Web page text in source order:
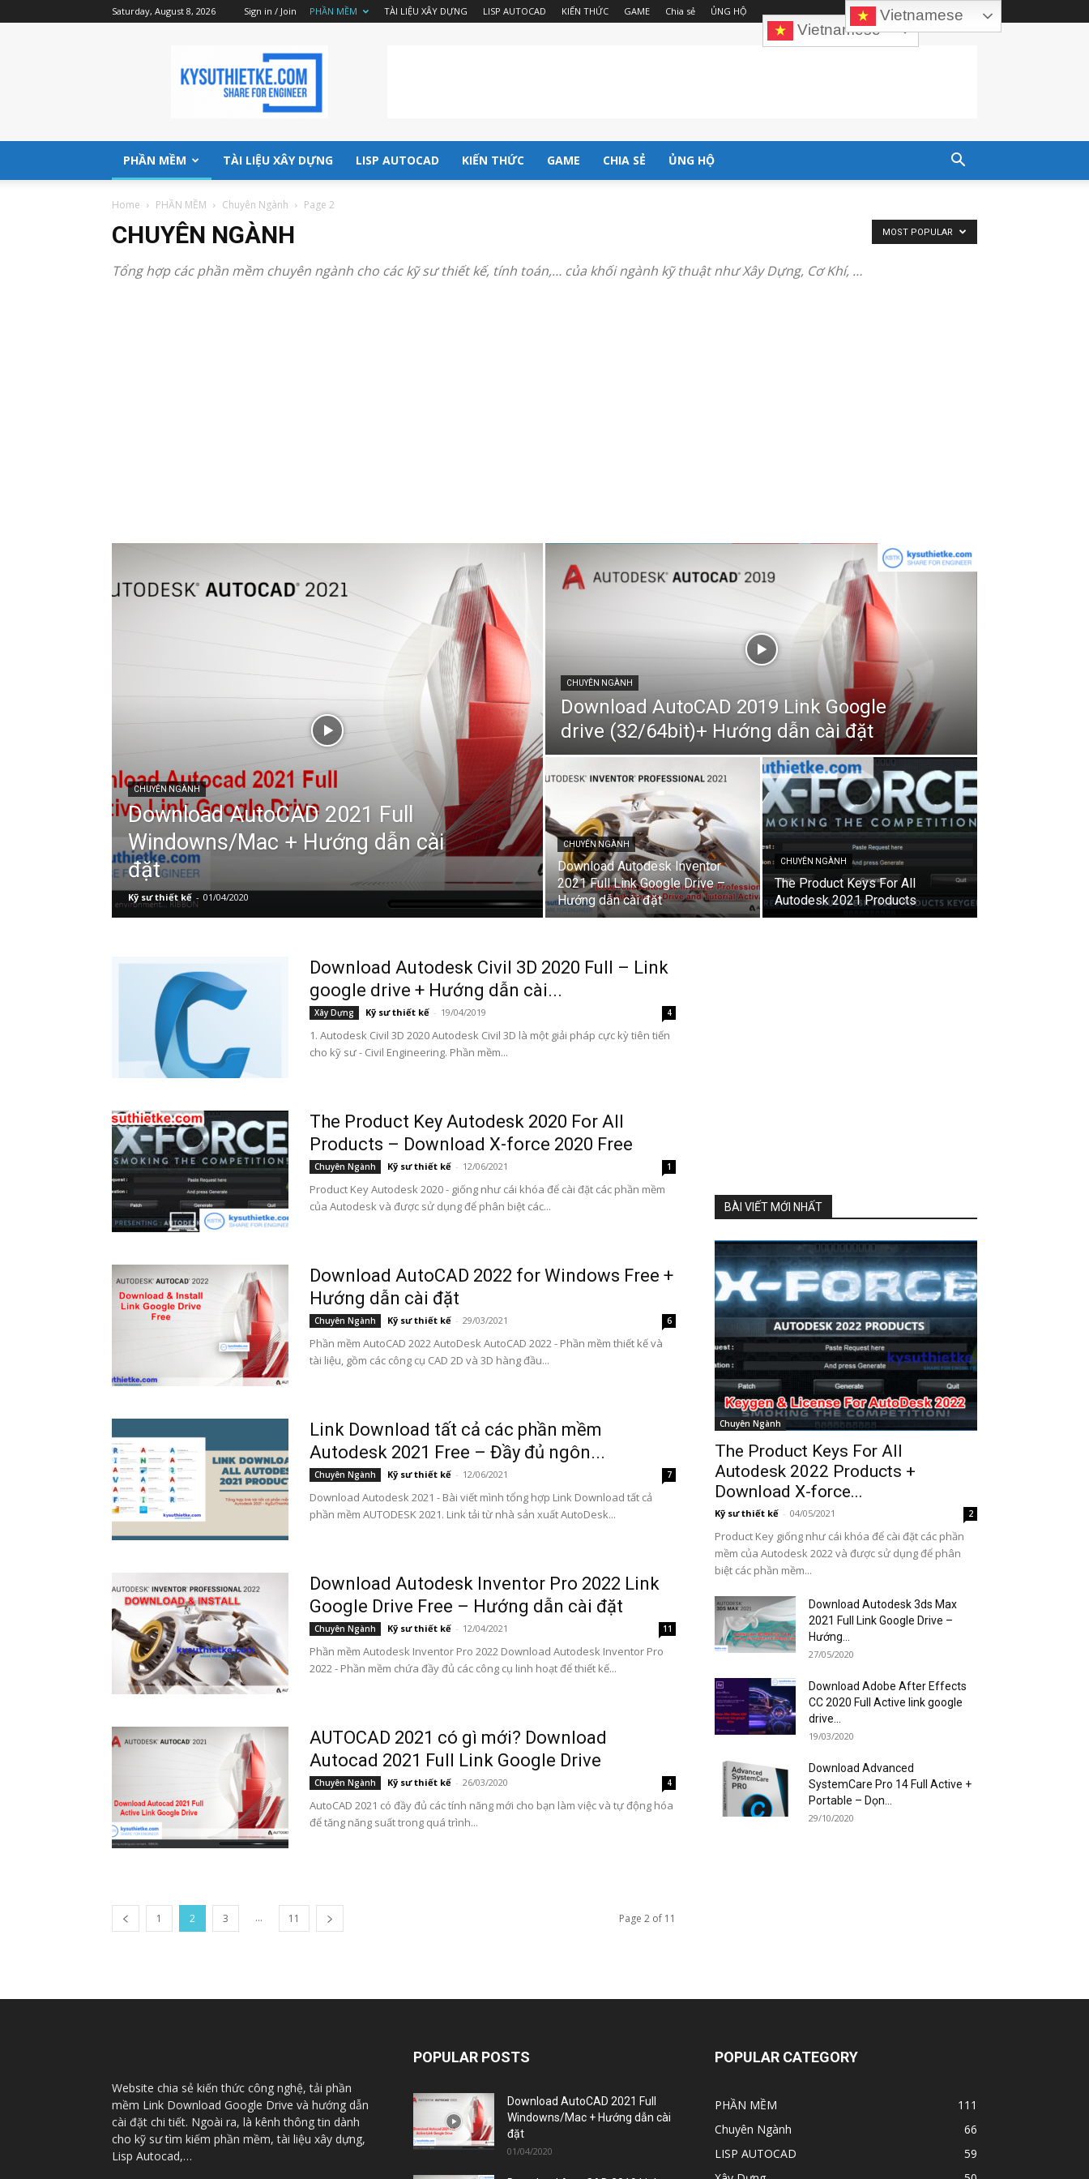
Saturday, August 8, 2026 Sign in / Join PHẦN MỀM TÀI LIỆU XÂY DỰNG LISP AUTOCAD KIẾN THỨC GAME Chia sẻ ỦNG HỘ
Vietnamese
Kysuthietke
|
Website
chia
phần
mềm,
tài
đầy
đủ
nhất
PHẦN MỀM TÀI LIỆU XÂY DỰNG LISP AUTOCAD KIẾN THỨC GAME CHIA SẺ ỦNG HỘ
Home PHẦN MỀM Chuyên Ngành Page 2
CHUYÊN NGÀNH
Tổng hợp các phần mềm chuyên ngành cho các kỹ sư thiết kế, tính toán,… của khối ngành kỹ thuật như Xây Dựng, Cơ Khí, …
MOST POPULAR
CHUYÊN NGÀNH
Download AutoCAD 2021 Full
Windowns/Mac + Hướng dẫn cài
đặt
Kỹ sư thiết kế - 01/04/2020
CHUYÊN NGÀNH
Download AutoCAD 2019 Link Google
drive (32/64bit)+ Hướng dẫn cài đặt
CHUYÊN NGÀNH
Download Autodesk Inventor
2021 Full Link Google Drive –
Hướng dẫn cài đặt
CHUYÊN NGÀNH
The Product Keys For All
Autodesk 2021 Products
Download Autodesk Civil 3D 2020 Full – Link
google drive + Hướng dẫn cài...
Xây Dựng Kỹ sư thiết kế - 19/04/2019 4
1. Autodesk Civil 3D 2020 Autodesk Civil 3D là một giải pháp cực kỳ tiên tiến
cho kỹ sư - Civil Engineering. Phần mềm...
The Product Key Autodesk 2020 For All
Products – Download X-force 2020 Free
Chuyên Ngành Kỹ sư thiết kế - 12/06/2021 1
Product Key Autodesk 2020 - giống như cái khóa để cài đặt các phần mềm
của Autodesk và được sử dụng để phân biệt các...
Download AutoCAD 2022 for Windows Free +
Hướng dẫn cài đặt
Chuyên Ngành Kỹ sư thiết kế - 29/03/2021 6
Phần mềm AutoCAD 2022 AutoDesk AutoCAD 2022 - Phần mềm thiết kế và
tài liệu, gồm các công cụ CAD 2D và 3D hàng đầu...
Link Download tất cả các phần mềm
Autodesk 2021 Free – Đầy đủ ngôn...
Chuyên Ngành Kỹ sư thiết kế - 12/06/2021 7
Download Autodesk 2021 - Bài viết mình tổng hợp Link Download tất cả
phần mềm AUTODESK 2021. Link tải từ nhà sản xuất AutoDesk...
Download Autodesk Inventor Pro 2022 Link
Google Drive Free – Hướng dẫn cài đặt
Chuyên Ngành Kỹ sư thiết kế - 12/04/2021 11
Phần mềm Autodesk Inventor Pro 2022 Download Autodesk Inventor Pro
2022 - Phần mềm chứa đầy đủ các công cụ linh hoạt để thiết kế...
AUTOCAD 2021 có gì mới? Download
Autocad 2021 Full Link Google Drive
Chuyên Ngành Kỹ sư thiết kế - 26/03/2020 4
AutoCAD 2021 có đầy đủ các tính năng mới cho bạn làm việc và tự động hóa
để tăng năng suất trong quá trình...
1 2 3 ... 11 Page 2 of 11
BÀI VIẾT MỚI NHẤT
Chuyên Ngành
The Product Keys For All
Autodesk 2022 Products +
Download X-force...
Kỹ sư thiết kế - 04/05/2021 2
Product Key giống như cái khóa để cài đặt các phần
mềm của Autodesk 2022 và được sử dụng để phân
biệt các phần mềm...
Download Autodesk 3ds Max
2021 Full Link Google Drive –
Hướng...
27/05/2020
Download Adobe After Effects
CC 2020 Full Active link google
drive...
19/03/2020
Download Advanced
SystemCare Pro 14 Full Active +
Portable – Dọn...
29/10/2020
Website chia sẻ kiến thức công nghệ, tải phần
mềm Link Download Google Drive và hướng dẫn
cài đặt chi tiết. Ngoài ra, là kênh thông tin dành
cho kỹ sư tìm kiếm phần mềm, tài liệu xây dựng,
Lisp Autocad,…
POPULAR POSTS
Download AutoCAD 2021 Full
Windowns/Mac + Hướng dẫn cài
đặt
01/04/2020
POPULAR CATEGORY
PHẦN MỀM
111
Chuyên Ngành
66
LISP AUTOCAD
59
Vietnamese